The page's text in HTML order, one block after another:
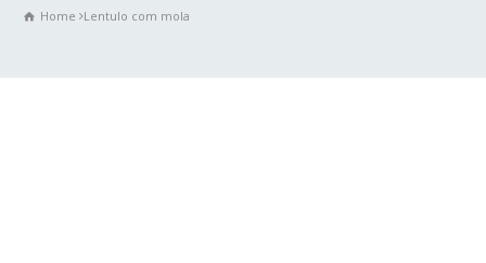
Home Lentulo com mola